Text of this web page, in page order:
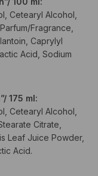
Cetearyl Alcohol,
Fragrance,
Caprylyl
Acid, Sodium
175 ml:
Cetearyl Alcohol,
Citrate,
Leaf Juice Powder,
Acid.